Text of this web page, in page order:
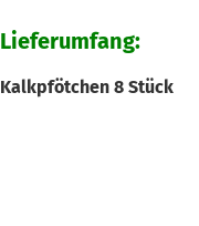
Lieferumfang:
Kalkpfötchen 8 Stück